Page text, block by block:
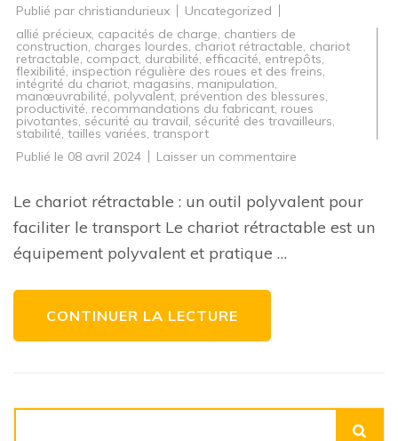
Publié par christiandurieux
Uncategorized
allié précieux, capacités de charge, chantiers de
construction, charges lourdes, chariot rétractable, chariot
retractable, compact, durabilité, efficacité, entrepôts,
flexibilité, inspection régulière des roues et des freins,
intégrité du chariot, magasins, manipulation,
manœuvrabilité, polyvalent, prévention des blessures,
productivité, recommandations du fabricant, roues
pivotantes, sécurité au travail, sécurité des travailleurs,
stabilité, tailles variées, transport
Publié le 08 avril 2024 Laisser un commentaire
Transport
avec
un
Chariot
Le chariot rétractable : un outil polyvalent pour
faciliter le transport Le chariot rétractable est un
équipement polyvalent et pratique …
CONTINUER LA LECTURE